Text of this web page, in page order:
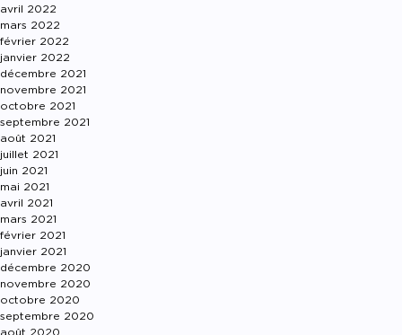
avril 2022
mars 2022
février 2022
janvier 2022
décembre 2021
novembre 2021
octobre 2021
septembre 2021
août 2021
juillet 2021
juin 2021
mai 2021
avril 2021
mars 2021
février 2021
janvier 2021
décembre 2020
novembre 2020
octobre 2020
septembre 2020
août 2020